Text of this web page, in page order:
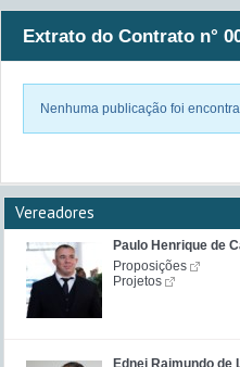
Extrato do Contrato n°
Nenhuma publicação foi
Vereadores
Paulo Henrique de
Proposições
Projetos
Ednei Raimundo de